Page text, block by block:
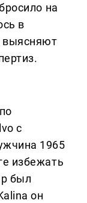
на
в
выясняют
с
1965
избежать
был
он